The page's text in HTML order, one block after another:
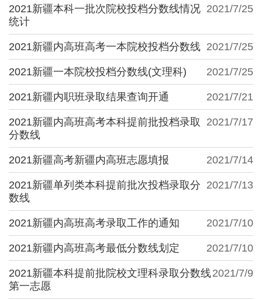
2021/7/25
2021新疆本科一批次院校投档分数线情况
统计
2021/7/25
2021新疆内高班高考一本院校投档分数线
2021/7/25
2021新疆一本院校投档分数线(文理科)
2021/7/21
2021新疆内职班录取结果查询开通
2021/7/17
2021新疆内高班高考本科提前批投档录取
分数线
2021/7/14
2021新疆高考新疆内高班志愿填报
2021/7/13
2021新疆单列类本科提前批次投档录取分
数线
2021/7/10
2021新疆内高班高考录取工作的通知
2021/7/10
2021新疆内高班高考最低分数线划定
2021/7/9
2021新疆本科提前批院校文理科录取分数线
第一志愿